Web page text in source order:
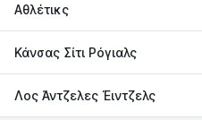
Αθλέτικς
Κάνσας Σίτι Ρόγιαλς
Λος Άντζελες Έιντζελς